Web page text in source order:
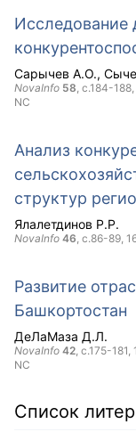
Исследование
Сарычев А.О.
NovaInfo 58, с.184-188,
NC
Анализ
структур
Ялалетдинов Р.Р.
NovaInfo 46, с.86-89,
Развитие
Башкортостан
ДеЛаМаза Д.Л.
NovaInfo 42, с.175-181,
NC
Список